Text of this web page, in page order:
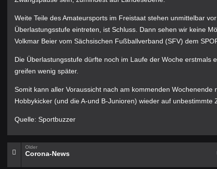
Weite Teile des Amateursports im Freistaat stehen unmittelbar
Überlastungsstufe eintreten, ist Schluss. Dann sehen wir keine
Volkmar Beier vom Sächsischen Fußballverband (SFV) dem
Die Überlastungsstufe dürfte noch im Laufe der Woche erstmals
greifen wenig später.
Somit kann aller Voraussicht nach am kommenden
Hobbykicker (und die A-und B-Junioren) wieder auf
Quelle: Sportbuzzer
Older
Corona-News